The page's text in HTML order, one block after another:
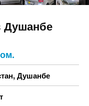
Душанбе
,Душанбе